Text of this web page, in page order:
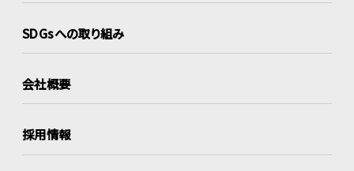
SDGsへの取り組み
会社概要
採用情報